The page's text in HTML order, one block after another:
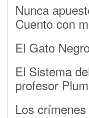
Nunca
Cuento con
El Gato
El Sistema
profesor
Los